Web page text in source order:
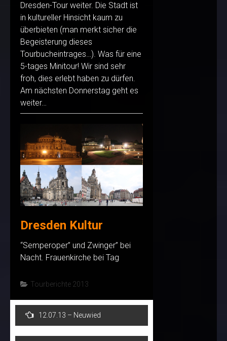
Dresden-Tour weiter. Die Stadt ist
in kultureller Hinsicht kaum zu
überbieten (man merkt sicher die
Begeisterung dieses
Tourbucheintrages…). Was für eine
5-tages Minitour! Wir sind sehr
froh, dies erlebt haben zu dürfen.
Am nächsten Donnerstag geht es
weiter…
Dresden Kultur
“Semperoper” und Zwinger” bei
Nacht. Frauenkirche bei Tag
Tourberichte 2013
Post
navigation
12.07.13 – Neuwied